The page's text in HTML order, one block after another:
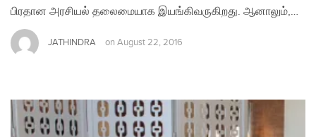
பிரதான அரசியல் தலைமையாக இயங்கிவருகிறது. ஆனாலும்,…
JATHINDRA on August 22, 2016